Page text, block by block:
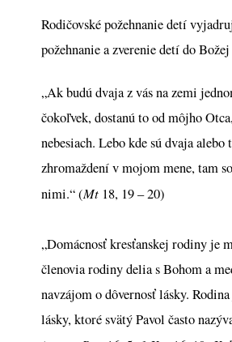
Rodičovské požehnanie detí
požehnanie a zverenie detí do
„Ak budú dvaja z vás na zemi
čokoľvek, dostanú to od môjho
nebesiach. Lebo kde sú dvaja alebo
zhromaždení v mojom mene, tam
nimi.“ (Mt 18, 19 – 20)
„Domácnosť kresťanskej rodiny je
členovia rodiny delia s Bohom a
navzájom o dôvernosť lásky.
lásky, ktoré svätý Pavol často